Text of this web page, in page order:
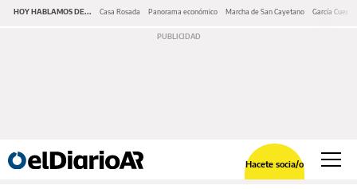
HOY HABLAMOS DE... Casa Rosada Panorama económico Marcha de San Cayetano García Cuerva
Hacete socia/o